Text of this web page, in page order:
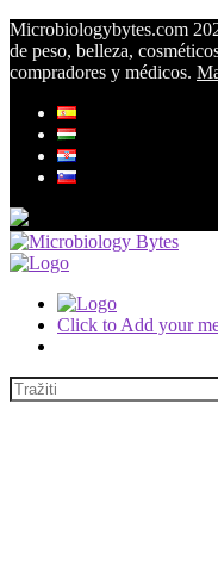
Microbiologybytes.com
de peso, belleza,
compradores y médicos.
Click to Add your